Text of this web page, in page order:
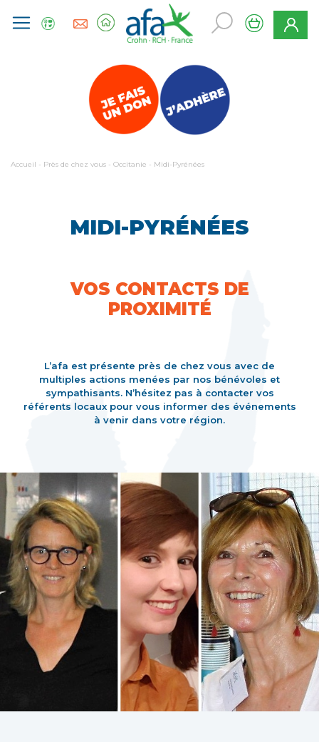
Accueil - Près de chez vous - Occitanie - Midi-Pyrénées
MIDI-PYRÉNÉES
VOS CONTACTS DE
PROXIMITÉ
L’afa est présente près de chez vous avec de
multiples actions menées par nos bénévoles et
sympathisants. N’hésitez pas à contacter vos
référents locaux pour vous informer des événements
à venir dans votre région.